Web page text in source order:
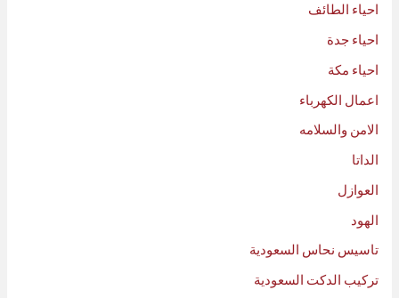
احياء الطائف
احياء جدة
احياء مكة
اعمال الكهرباء
الامن والسلامه
الداتا
العوازل
الهود
تاسيس نحاس السعودية
تركيب الدكت السعودية